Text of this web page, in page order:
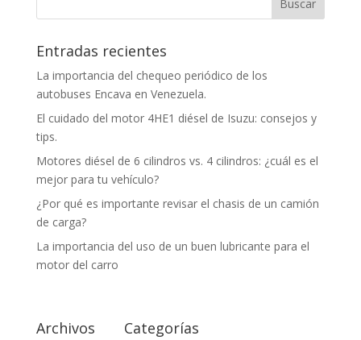
Entradas recientes
La importancia del chequeo periódico de los
autobuses Encava en Venezuela.
El cuidado del motor 4HE1 diésel de Isuzu: consejos y
tips.
Motores diésel de 6 cilindros vs. 4 cilindros: ¿cuál es el
mejor para tu vehículo?
¿Por qué es importante revisar el chasis de un camión
de carga?
La importancia del uso de un buen lubricante para el
motor del carro
Archivos Categorías